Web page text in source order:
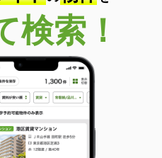
円
那覇市安謝２丁目
円
検索！